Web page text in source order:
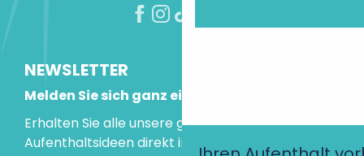
NEWSLETTER
Melden Sie sich ganz einfach an!
Erhalten Sie alle unsere guten Tipps und
Aufenthaltsideen direkt in Ihre Mailbox.